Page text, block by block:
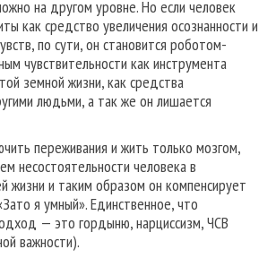
на другом уровне. Но если человек
как средство увеличения осознанности и
по сути, он становится роботом-
чувствительности как инструмента
земной жизни, как средства
людьми, а так же он лишается
переживания и жить только мозгом,
несостоятельности человека в
жизни и таким образом он компенсирует
я умный». Единственное, что
— это гордыню, нарциссизм, ЧСВ
важности).